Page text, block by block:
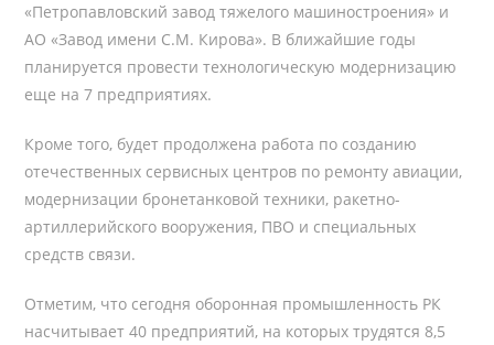
«Петропавловский завод тяжелого машиностроения» и
АО «Завод имени С.М. Кирова». В ближайшие годы
планируется провести технологическую модернизацию
еще на 7 предприятиях.
Кроме того, будет продолжена работа по созданию
отечественных сервисных центров по ремонту авиации,
модернизации бронетанковой техники, ракетно-
артиллерийского вооружения, ПВО и специальных
средств связи.
Отметим, что сегодня оборонная промышленность РК
насчитывает 40 предприятий, на которых трудятся 8,5